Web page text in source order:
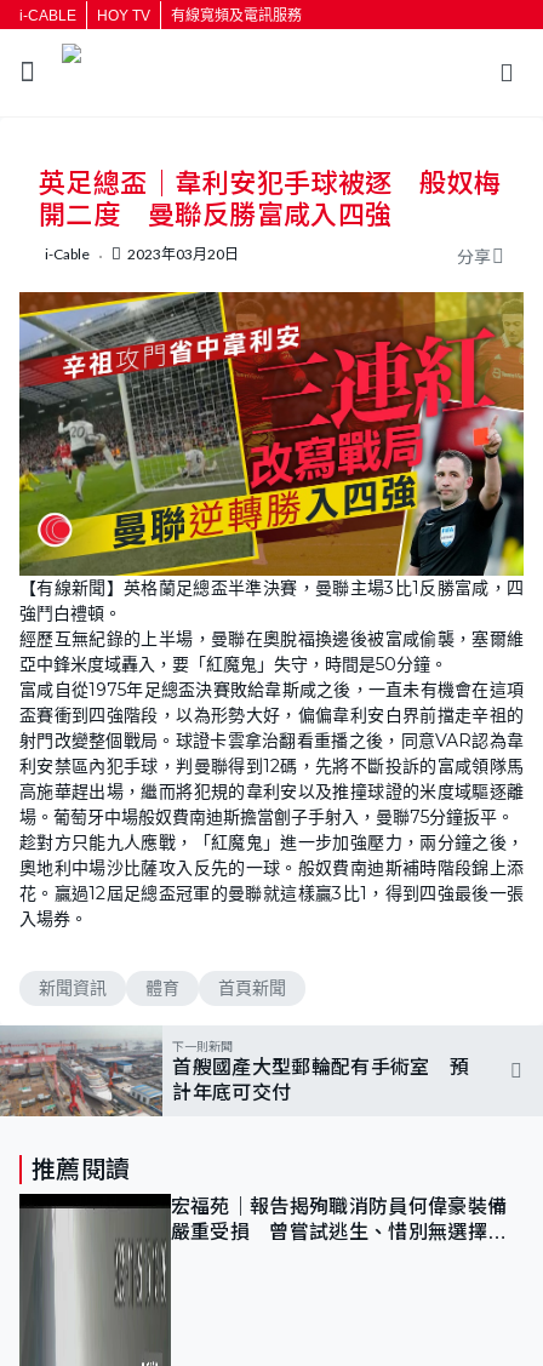
i-CABLE HOY TV 有線寬頻及電訊服務
按輸入鍵開始搜尋
英足總盃｜韋利安犯手球被逐 般奴梅
開二度 曼聯反勝富咸入四強
i-Cable 2023年03月20日 分享
【有線新聞】英格蘭足總盃半準決賽，曼聯主場3比1反勝富咸，四
強鬥白禮頓。
經歷互無紀錄的上半場，曼聯在奧脫福換邊後被富咸偷襲，塞爾維
亞中鋒米度域轟入，要「紅魔鬼」失守，時間是50分鐘。
富咸自從1975年足總盃決賽敗給韋斯咸之後，一直未有機會在這項
盃賽衝到四強階段，以為形勢大好，偏偏韋利安白界前擋走辛祖的
射門改變整個戰局。球證卡雲拿治翻看重播之後，同意VAR認為韋
利安禁區內犯手球，判曼聯得到12碼，先將不斷投訴的富咸領隊馬
高施華趕出場，繼而將犯規的韋利安以及推撞球證的米度域驅逐離
場。葡萄牙中場般奴費南迪斯擔當劊子手射入，曼聯75分鐘扳平。
趁對方只能九人應戰，「紅魔鬼」進一步加強壓力，兩分鐘之後，
奧地利中場沙比薩攻入反先的一球。般奴費南迪斯補時階段錦上添
花。贏過12屆足總盃冠軍的曼聯就這樣贏3比1，得到四強最後一張
入場券。
新聞資訊 體育 首頁新聞
下一則新聞
首艘國產大型郵輪配有手術室 預
計年底可交付
推薦閱讀
宏福苑｜報告揭殉職消防員何偉豪裝備
嚴重受損 曾嘗試逃生、惜別無選擇下